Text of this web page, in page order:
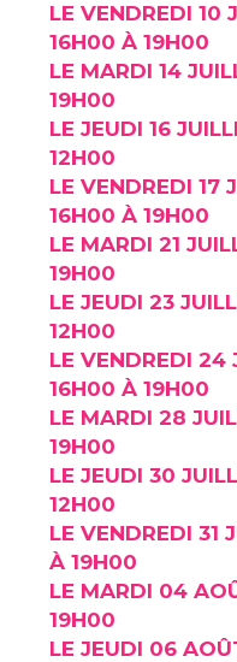
LE VENDREDI 10
16H00 À 19H00
LE MARDI 14
19H00
LE JEUDI 16
12H00
LE VENDREDI 17
16H00 À 19H00
LE MARDI 21
19H00
LE JEUDI 23
12H00
LE VENDREDI 24
16H00 À 19H00
LE MARDI 28
19H00
LE JEUDI 30
12H00
LE VENDREDI 31
À 19H00
LE MARDI 04
19H00
LE JEUDI 06